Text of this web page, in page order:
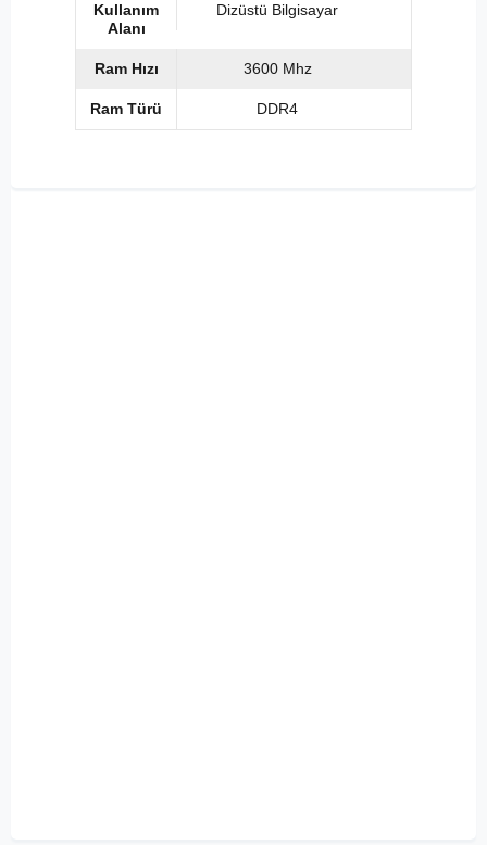
Kullanım
Alanı
Dizüstü Bilgisayar
Ram Hızı 3600 Mhz
Ram Türü DDR4